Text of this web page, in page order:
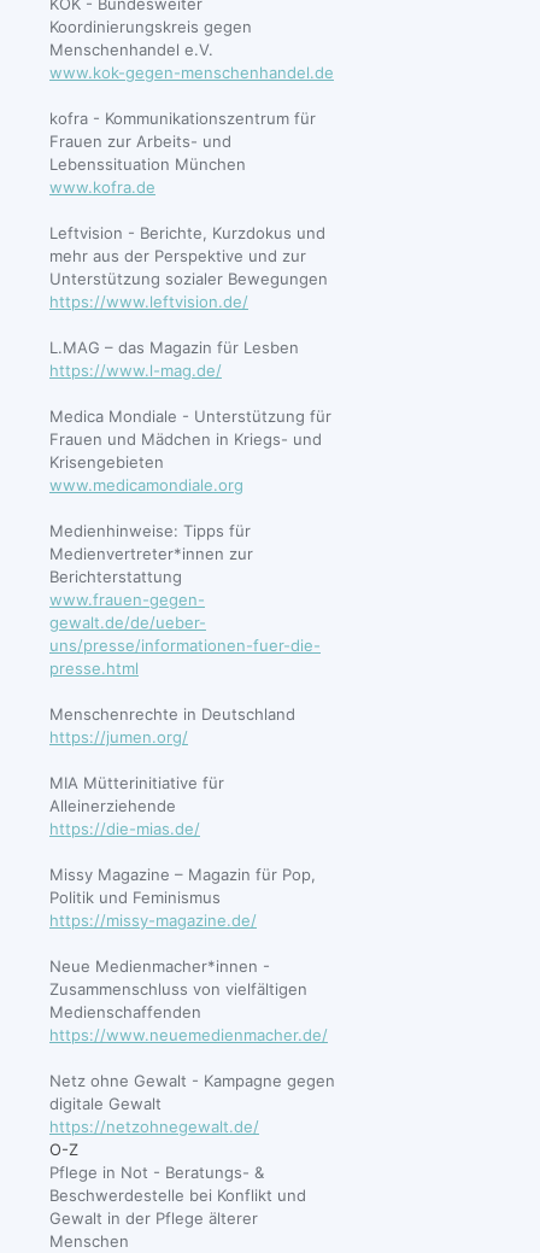
KOK - Bundesweiter
Koordinierungskreis gegen
Menschenhandel e.V.
www.kok-gegen-menschenhandel.de
kofra - Kommunikationszentrum für
Frauen zur Arbeits- und
Lebenssituation München
www.kofra.de
Leftvision - Berichte, Kurzdokus und
mehr aus der Perspektive und zur
Unterstützung sozialer Bewegungen
https://www.leftvision.de/
L.MAG – das Magazin für Lesben
https://www.l-mag.de/
Medica Mondiale - Unterstützung für
Frauen und Mädchen in Kriegs- und
Krisengebieten
www.medicamondiale.org
Medienhinweise: Tipps für
Medienvertreter*innen zur
Berichterstattung
www.frauen-gegen-
gewalt.de/de/ueber-
uns/presse/informationen-fuer-die-
presse.html
Menschenrechte in Deutschland
https://jumen.org/
MIA Mütterinitiative für
Alleinerziehende
https://die-mias.de/
Missy Magazine – Magazin für Pop,
Politik und Feminismus
https://missy-magazine.de/
Neue Medienmacher*innen -
Zusammenschluss von vielfältigen
Medienschaffenden
https://www.neuemedienmacher.de/
Netz ohne Gewalt - Kampagne gegen
digitale Gewalt
https://netzohnegewalt.de/
O-Z
Pflege in Not - Beratungs- &
Beschwerdestelle bei Konflikt und
Gewalt in der Pflege älterer
Menschen